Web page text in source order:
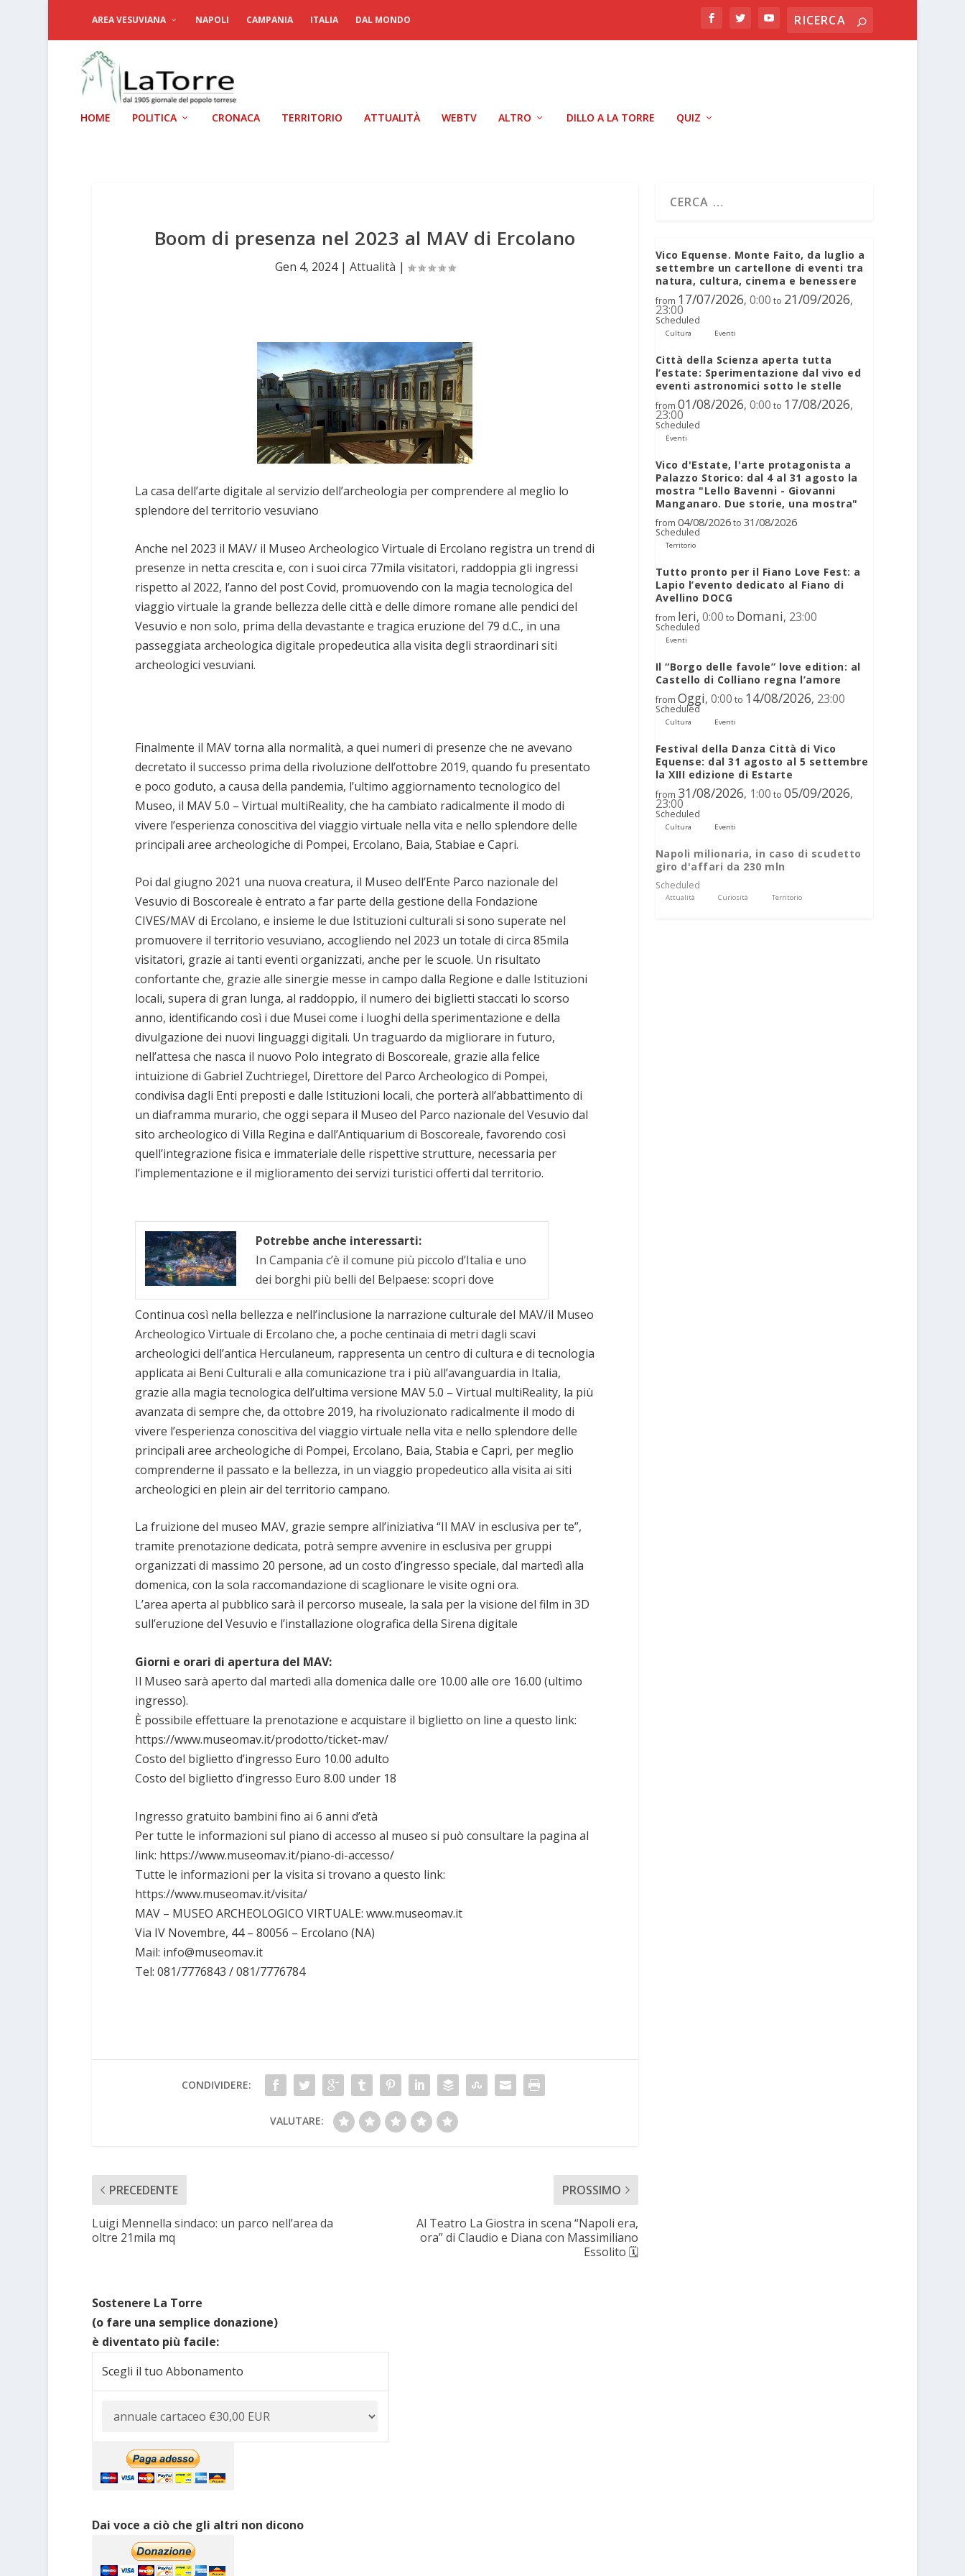
AREA VESUVIANA NAPOLI CAMPANIA ITALIA DAL MONDO
HOME POLITICA CRONACA TERRITORIO ATTUALITÀ WEBTV ALTRO DILLO A LA TORRE QUIZ
Boom di presenza nel 2023 al MAV di Ercolano
Gen 4, 2024| Attualità |
La casa dell’arte digitale al servizio dell’archeologia per comprendere al meglio lo
splendore del territorio vesuviano
Anche nel 2023 il MAV/ il Museo Archeologico Virtuale di Ercolano registra un trend di
presenze in netta crescita e, con i suoi circa 77mila visitatori, raddoppia gli ingressi
rispetto al 2022, l’anno del post Covid, promuovendo con la magia tecnologica del
viaggio virtuale la grande bellezza delle città e delle dimore romane alle pendici del
Vesuvio e non solo, prima della devastante e tragica eruzione del 79 d.C., in una
passeggiata archeologica digitale propedeutica alla visita degli straordinari siti
archeologici vesuviani.
Finalmente il MAV torna alla normalità, a quei numeri di presenze che ne avevano
decretato il successo prima della rivoluzione dell’ottobre 2019, quando fu presentato
e poco goduto, a causa della pandemia, l’ultimo aggiornamento tecnologico del
Museo, il MAV 5.0 – Virtual multiReality, che ha cambiato radicalmente il modo di
vivere l’esperienza conoscitiva del viaggio virtuale nella vita e nello splendore delle
principali aree archeologiche di Pompei, Ercolano, Baia, Stabiae e Capri.
Poi dal giugno 2021 una nuova creatura, il Museo dell’Ente Parco nazionale del
Vesuvio di Boscoreale è entrato a far parte della gestione della Fondazione
CIVES/MAV di Ercolano, e insieme le due Istituzioni culturali si sono superate nel
promuovere il territorio vesuviano, accogliendo nel 2023 un totale di circa 85mila
visitatori, grazie ai tanti eventi organizzati, anche per le scuole. Un risultato
confortante che, grazie alle sinergie messe in campo dalla Regione e dalle Istituzioni
locali, supera di gran lunga, al raddoppio, il numero dei biglietti staccati lo scorso
anno, identificando così i due Musei come i luoghi della sperimentazione e della
divulgazione dei nuovi linguaggi digitali. Un traguardo da migliorare in futuro,
nell’attesa che nasca il nuovo Polo integrato di Boscoreale, grazie alla felice
intuizione di Gabriel Zuchtriegel, Direttore del Parco Archeologico di Pompei,
condivisa dagli Enti preposti e dalle Istituzioni locali, che porterà all’abbattimento di
un diaframma murario, che oggi separa il Museo del Parco nazionale del Vesuvio dal
sito archeologico di Villa Regina e dall’Antiquarium di Boscoreale, favorendo così
quell’integrazione fisica e immateriale delle rispettive strutture, necessaria per
l’implementazione e il miglioramento dei servizi turistici offerti dal territorio.
Potrebbe anche interessarti:
In Campania c’è il comune più piccolo d’Italia e uno
dei borghi più belli del Belpaese: scopri dove
Continua così nella bellezza e nell’inclusione la narrazione culturale del MAV/il Museo
Archeologico Virtuale di Ercolano che, a poche centinaia di metri dagli scavi
archeologici dell’antica Herculaneum, rappresenta un centro di cultura e di tecnologia
applicata ai Beni Culturali e alla comunicazione tra i più all’avanguardia in Italia,
grazie alla magia tecnologica dell’ultima versione MAV 5.0 – Virtual multiReality, la più
avanzata di sempre che, da ottobre 2019, ha rivoluzionato radicalmente il modo di
vivere l’esperienza conoscitiva del viaggio virtuale nella vita e nello splendore delle
principali aree archeologiche di Pompei, Ercolano, Baia, Stabia e Capri, per meglio
comprenderne il passato e la bellezza, in un viaggio propedeutico alla visita ai siti
archeologici en plein air del territorio campano.
La fruizione del museo MAV, grazie sempre all’iniziativa “Il MAV in esclusiva per te”,
tramite prenotazione dedicata, potrà sempre avvenire in esclusiva per gruppi
organizzati di massimo 20 persone, ad un costo d’ingresso speciale, dal martedì alla
domenica, con la sola raccomandazione di scaglionare le visite ogni ora.
L’area aperta al pubblico sarà il percorso museale, la sala per la visione del film in 3D
sull’eruzione del Vesuvio e l’installazione olografica della Sirena digitale
Giorni e orari di apertura del MAV:
Il Museo sarà aperto dal martedì alla domenica dalle ore 10.00 alle ore 16.00 (ultimo
ingresso).
È possibile effettuare la prenotazione e acquistare il biglietto on line a questo link:
https://www.museomav.it/prodotto/ticket-mav/
Costo del biglietto d’ingresso Euro 10.00 adulto
Costo del biglietto d’ingresso Euro 8.00 under 18
Ingresso gratuito bambini fino ai 6 anni d’età
Per tutte le informazioni sul piano di accesso al museo si può consultare la pagina al
link: https://www.museomav.it/piano-di-accesso/
Tutte le informazioni per la visita si trovano a questo link:
https://www.museomav.it/visita/
MAV – MUSEO ARCHEOLOGICO VIRTUALE: www.museomav.it
Via IV Novembre, 44 – 80056 – Ercolano (NA)
Mail: info@museomav.it
Tel: 081/7776843 / 081/7776784
CONDIVIDERE:
VALUTARE:
PRECEDENTE
Luigi Mennella sindaco: un parco nell’area da
oltre 21mila mq
PROSSIMO
Al Teatro La Giostra in scena “Napoli era,
ora” di Claudio e Diana con Massimiliano
Essolito 🗓
Sostenere La Torre
(o fare una semplice donazione)
è diventato più facile:
Scegli il tuo Abbonamento
Dai voce a ciò che gli altri non dicono
Vico Equense. Monte Faito, da luglio a
settembre un cartellone di eventi tra
natura, cultura, cinema e benessere
from 17/07/2026, 0:00 to 21/09/2026,
23:00
Scheduled
Cultura Eventi
Città della Scienza aperta tutta
l’estate: Sperimentazione dal vivo ed
eventi astronomici sotto le stelle
from 01/08/2026, 0:00 to 17/08/2026,
23:00
Scheduled
Eventi
Vico d'Estate, l'arte protagonista a
Palazzo Storico: dal 4 al 31 agosto la
mostra "Lello Bavenni - Giovanni
Manganaro. Due storie, una mostra"
from 04/08/2026to 31/08/2026
Scheduled
Territorio
Tutto pronto per il Fiano Love Fest: a
Lapio l’evento dedicato al Fiano di
Avellino DOCG
from Ieri, 0:00 to Domani, 23:00
Scheduled
Eventi
Il “Borgo delle favole” love edition: al
Castello di Colliano regna l’amore
from Oggi, 0:00 to 14/08/2026, 23:00
Scheduled
Cultura Eventi
Festival della Danza Città di Vico
Equense: dal 31 agosto al 5 settembre
la XIII edizione di Estarte
from 31/08/2026, 1:00 to 05/09/2026,
23:00
Scheduled
Cultura Eventi
Napoli milionaria, in caso di scudetto
giro d'affari da 230 mln
Scheduled
Attualità Curiosità Territorio